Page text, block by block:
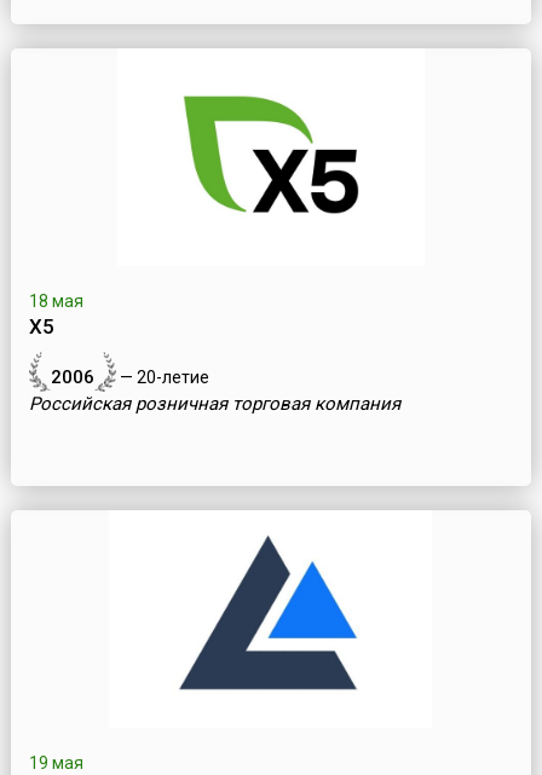
18 мая
Х5
2006 — 20-летие
Российская розничная торговая компания
19 мая